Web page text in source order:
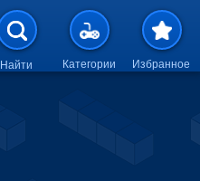
Перейти к основному
Найти Категории Избранное